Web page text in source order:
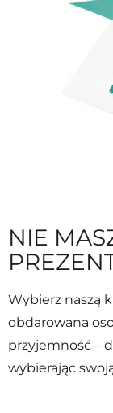
NIE
Wybierz naszą
obdarowana
przyjemność –
wybierając